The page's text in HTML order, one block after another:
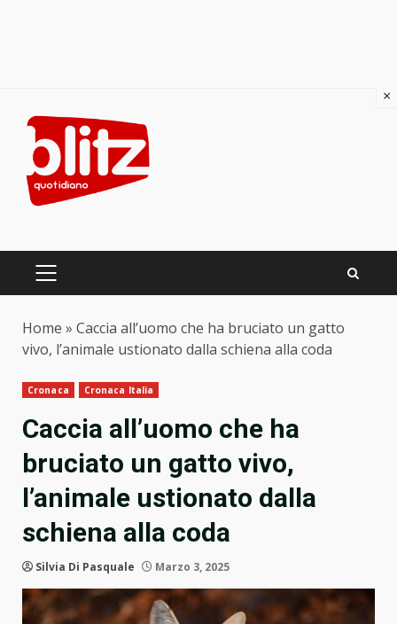
content
PRIMARY
Home » Caccia all’uomo che ha bruciato un gatto
vivo, l’animale ustionato dalla schiena alla coda
Cronaca Cronaca Italia
Caccia all’uomo che ha
bruciato un gatto vivo,
l’animale ustionato dalla
schiena alla coda
Silvia Di Pasquale Marzo 3, 2025
×